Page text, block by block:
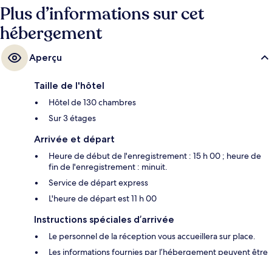
concerne le personnel attentionné.
Plus d’informations sur cet
hébergement
Aperçu
Taille de l'hôtel
Hôtel de 130 chambres
Sur 3 étages
Arrivée et départ
Heure de début de l'enregistrement : 15 h 00 ; heure de
fin de l'enregistrement : minuit.
Service de départ express
L'heure de départ est 11 h 00
Instructions spéciales d’arrivée
Le personnel de la réception vous accueillera sur place.
Les informations fournies par l’hébergement peuvent être